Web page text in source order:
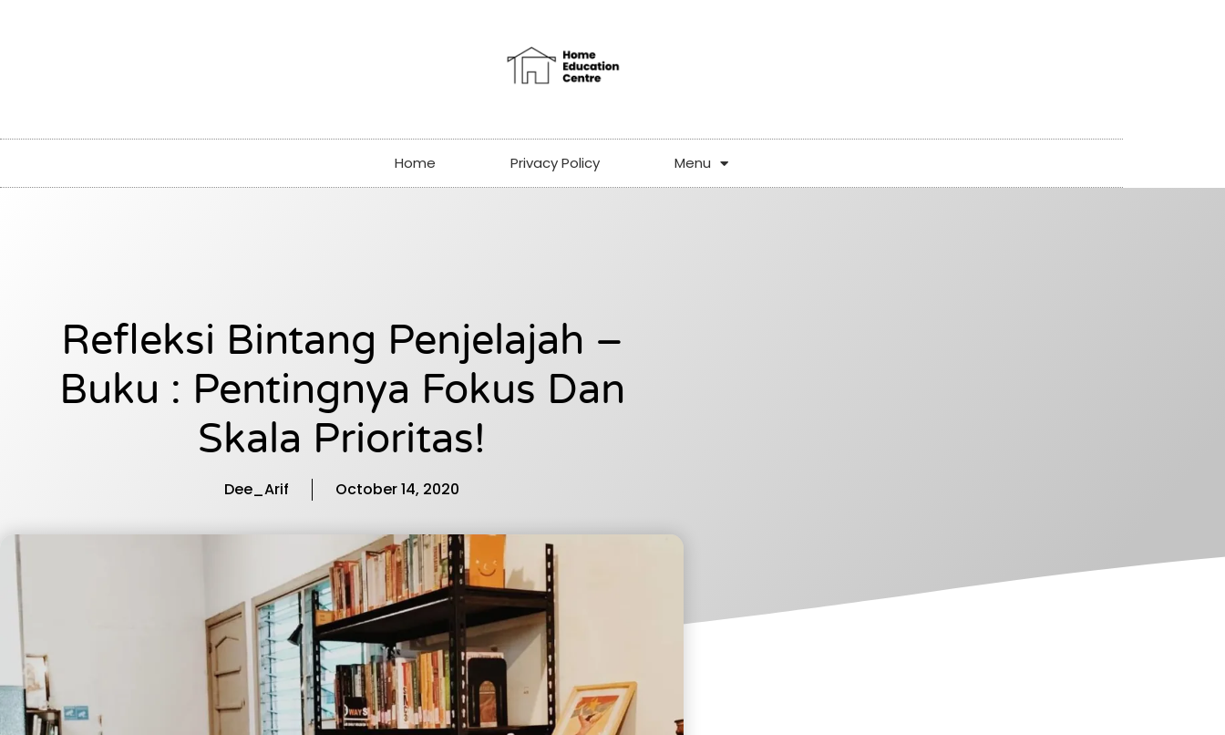
Home Privacy Policy Menu
Refleksi Bintang Penjelajah –
Buku : Pentingnya Fokus Dan
Skala Prioritas!
Dee_Arif October 14, 2020